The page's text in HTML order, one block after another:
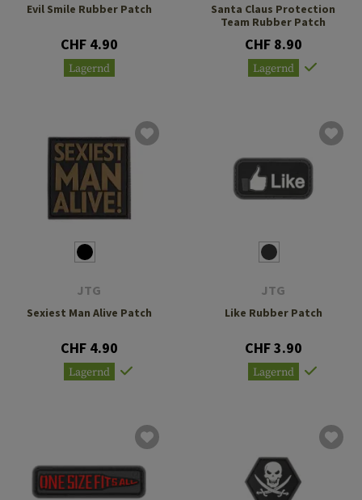
Evil Smile Rubber Patch
CHF 4.90
Lagernd
Santa Claus Protection
Team Rubber Patch
CHF 8.90
Lagernd
JTG
Sexiest Man Alive Patch
CHF 4.90
Lagernd
JTG
Like Rubber Patch
CHF 3.90
Lagernd